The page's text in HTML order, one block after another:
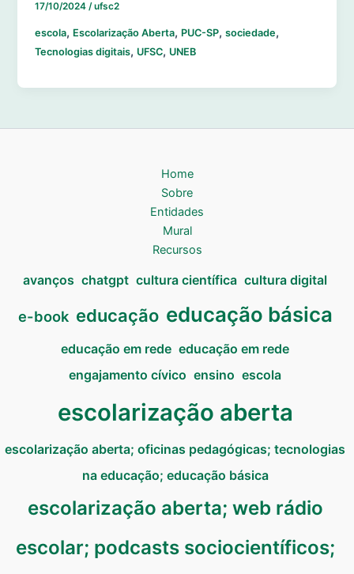
17/10/2024/ufsc2
escola, Escolarização Aberta, PUC-SP,sociedade,
Tecnologias digitais, UFSC, UNEB
Home
Sobre
Entidades
Mural
Recursos
avanços chatgpt cultura científica cultura digital
e-book educação educação básica
educação em rede educação em rede
engajamento cívico ensino escola
escolarização aberta
escolarização aberta; oficinas pedagógicas; tecnologias
na educação; educação básica
escolarização aberta; web rádio
escolar; podcasts sociocientíficos;